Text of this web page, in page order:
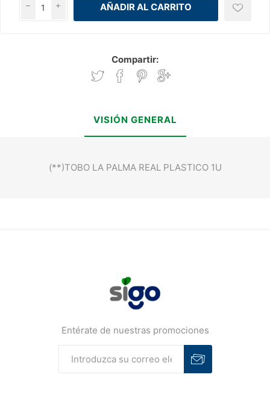
i
h
Compartir:
VISIÓN GENERAL
(**)TOBO LA PALMA REAL PLASTICO 1U
Entérate de nuestras promociones